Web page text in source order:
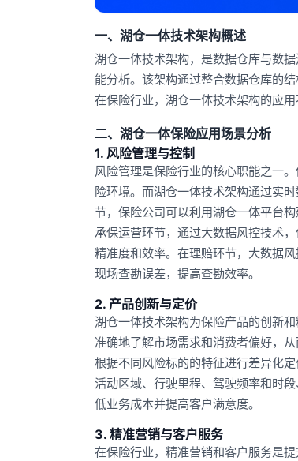
一、湖仓一体技术架构概述
湖仓一体技术架构，是数据仓库与数
能分析。该架构通过整合数据仓库的
在保险行业，湖仓一体技术架构的应
二、湖仓一体保险应用场景分析
1. 风险管理与控制
风险管理是保险行业的核心职能之一
险环境。而湖仓一体技术架构通过实
节，保险公司可以利用湖仓一体平台
承保运营环节，通过大数据风控技术
精准度和效率。在理赔环节，大数据
现场查勘误差，提高查勘效率。
2. 产品创新与定价
湖仓一体技术架构为保险产品的创新
准确地了解市场需求和消费者偏好，
根据不同风险标的的特征进行差异化
活动区域、行驶里程、驾驶频率和时
低业务成本并提高客户满意度。
3. 精准营销与客户服务
在保险行业，精准营销和客户服务是